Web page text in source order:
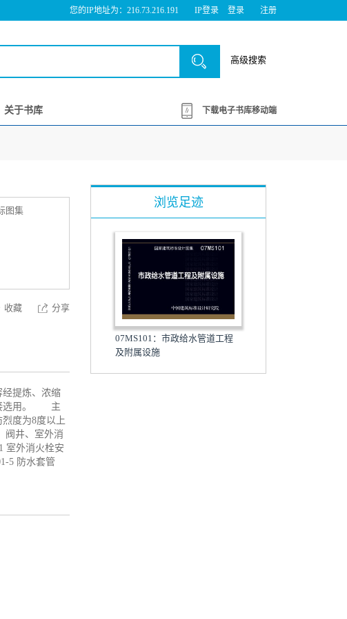
您的IP地址为：216.73.216.191 IP登录 登录 注册
高级搜索
关于书库 下载电子书库移动端
图集
收藏 分享
提炼、浓缩
接选用。 主
度为8度以上
井、室外消
室外消火栓安
5 防水套管
浏览足迹
07MS101：市政给水管道工程
及附属设施